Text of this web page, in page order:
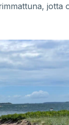
jotta